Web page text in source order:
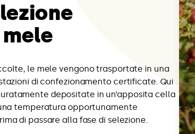
le mele vengono trasportate in una
di confezionamento certificate. Qui
depositate in un’apposita cella
temperatura opportunamente
di passare alla fase di selezione.